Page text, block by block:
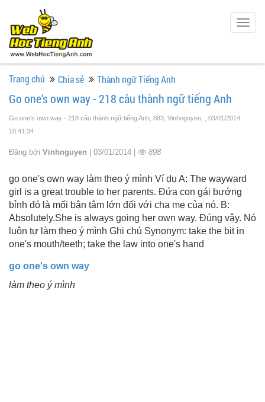
Trang chủ Chia sẻ Thành ngữ Tiếng Anh
Go one's own way - 218 câu thành ngữ tiếng Anh
Go one's own way - 218 câu thành ngữ tiếng Anh, 883, Vinhnguyen,
, 03/01/2014
10:41:34
Đăng bởi Vinhnguyen | 03/01/2014 | 898
go one's own way làm theo ý mình Ví dụ A: The wayward
girl is a great trouble to her parents. Đứa con gái bướng
bỉnh đó là mối bận tâm lớn đối với cha mẹ của nó. B:
Absolutely.She is always going her own way. Đúng vậy. Nó
luôn tự làm theo ý mình Ghi chú Synonym: take the bit in
one's mouth/teeth; take the law into one's hand
go one's own way
làm theo ý mình